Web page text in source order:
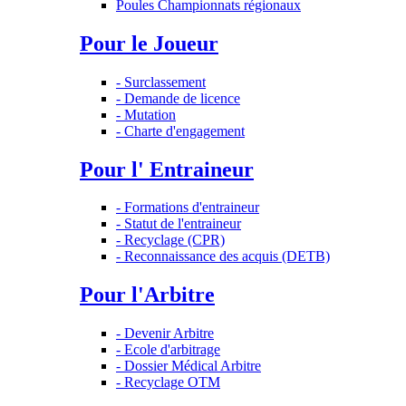
Poules Championnats régionaux
Pour le Joueur
- Surclassement
- Demande de licence
- Mutation
- Charte d'engagement
Pour l' Entraineur
- Formations d'entraineur
- Statut de l'entraineur
- Recyclage (CPR)
- Reconnaissance des acquis (DETB)
Pour l'Arbitre
- Devenir Arbitre
- Ecole d'arbitrage
- Dossier Médical Arbitre
- Recyclage OTM